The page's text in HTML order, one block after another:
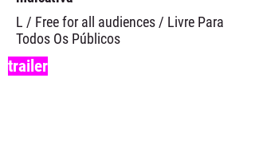
L / Free for all audiences / Livre Para
Todos Os Públicos
trailer